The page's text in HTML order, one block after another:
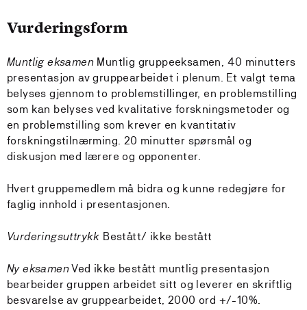
Vurderingsform
Muntlig eksamen Muntlig gruppeeksamen, 40 minutters
presentasjon av gruppearbeidet i plenum. Et valgt tema
belyses gjennom to problemstillinger, en problemstilling
som kan belyses ved kvalitative forskningsmetoder og
en problemstilling som krever en kvantitativ
forskningstilnærming. 20 minutter spørsmål og
diskusjon med lærere og opponenter.
Hvert gruppemedlem må bidra og kunne redegjøre for
faglig innhold i presentasjonen.
Vurderingsuttrykk Bestått/ ikke bestått
Ny eksamenVed ikke bestått muntlig presentasjon
bearbeider gruppen arbeidet sitt og leverer en skriftlig
besvarelse av gruppearbeidet, 2000 ord +/-10%.